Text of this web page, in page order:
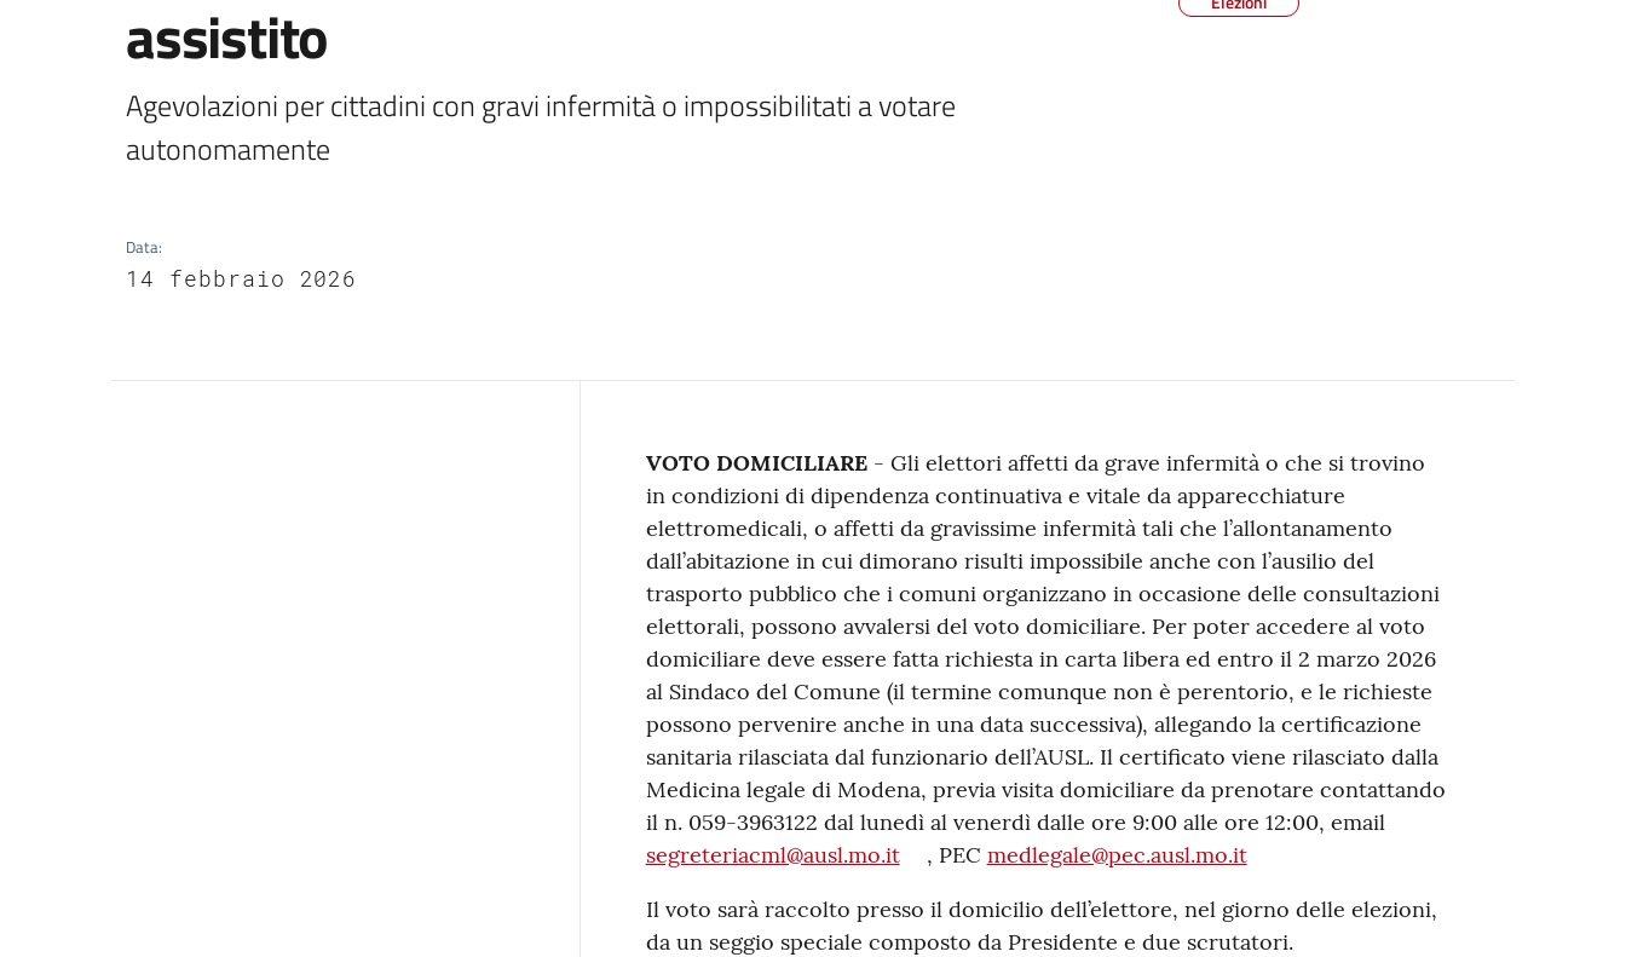
assistito
Agevolazioni per cittadini con gravi infermità o impossibilitati a votare
autonomamente
Data:
14 febbraio 2026
Contenuto
VOTO DOMICILIARE- Gli elettori affetti da grave infermità o che si trovino
in condizioni di dipendenza continuativa e vitale da apparecchiature
elettromedicali, o affetti da gravissime infermità tali che l’allontanamento
dall’abitazione in cui dimorano risulti impossibile anche con l’ausilio del
trasporto pubblico che i comuni organizzano in occasione delle consultazioni
elettorali, possono avvalersi del voto domiciliare. Per poter accedere al voto
domiciliare deve essere fatta richiesta in carta libera ed entro il 2 marzo 2026
al Sindaco del Comune (il termine comunque non è perentorio, e le richieste
possono pervenire anche in una data successiva), allegando la certificazione
sanitaria rilasciata dal funzionario dell’AUSL. Il certificato viene rilasciato dalla
Medicina legale di Modena, previa visita domiciliare da prenotare contattando
il n. 059-3963122 dal lunedì al venerdì dalle ore 9:00 alle ore 12:00, email
segreteriacml@ausl.mo.it
, PEC medlegale@pec.ausl.mo.it
Il voto sarà raccolto presso il domicilio dell’elettore, nel giorno delle elezioni,
da un seggio speciale composto da Presidente e due scrutatori.